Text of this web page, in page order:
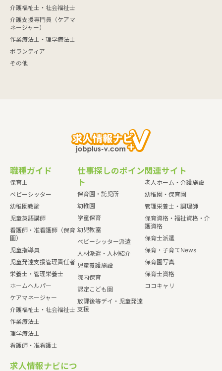
介護福祉士・社会福祉士
介護支援専門員（ケアマ
ネージャー）
作業療法士・理学療法士
ボランティア
その他
職種ガイド
保育士
ベビーシッター
幼稚園教諭
児童英語講師
看護師・准看護師（保育
園）
児童指導員
児童発達支援管理責任者
栄養士・管理栄養士
ホームヘルパー
ケアマネージャー
介護福祉士・社会福祉士
作業療法士
理学療法士
看護師・准看護士
仕事探しのポイン
ト
保育園・託児所
幼稚園
学童保育
幼児教室
ベビーシッター派遣
人材派遣・人材紹介
児童養護施設
院内保育
認定こども園
放課後等デイ・児童発達
支援
関連サイト
老人ホーム・介護施設
幼稚園・保育園
管理栄養士・調理師
保育資格・福祉資格・介
護資格
保育士派遣
保育・子育てNews
保育園写真
保育士資格
ココキャリ
求人情報ナビにつ